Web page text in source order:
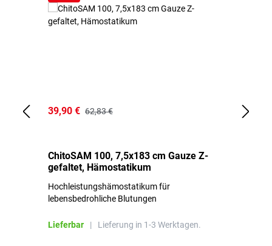
39,90 € 62,83 €
ChitoSAM 100, 7,5x183 cm Gauze Z-
gefaltet, Hämostatikum
Hochleistungshämostatikum für
lebensbedrohliche Blutungen
Lieferbar | Lieferung in 1-3 Werktagen.